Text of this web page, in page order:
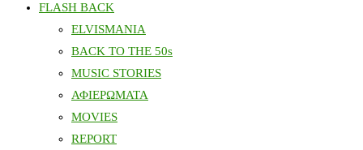
FLASH BACK
ELVISMANIA
BACK TO THE 50s
MUSIC STORIES
ΑΦΙΕΡΩΜΑΤΑ
MOVIES
REPORT